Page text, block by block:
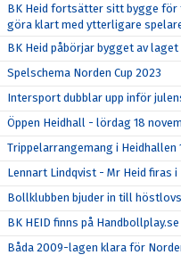
BK Heid fortsätter sitt bygge
göra klart med ytterligare
BK Heid påbörjar bygget av
Spelschema Norden Cup 2023
Intersport dubblar upp inför
Öppen Heidhall - lördag 18
Trippelarrangemang i Heidhallen
Lennart Lindqvist - Mr Heid firas i
Bollklubben bjuder in till
BK HEID finns på Handbollplay.se
Båda 2009-lagen klara för